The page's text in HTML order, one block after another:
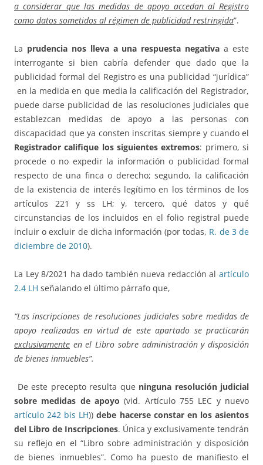
a considerar que las medidas de apoyo accedan al Registro
como datos sometidos al régimen de publicidad restringida”.
La prudencia nos lleva a una respuesta negativa a este
interrogante si bien cabría defender que dado que la
publicidad formal del Registro es una publicidad “jurídica”
en la medida en que media la calificación del Registrador,
puede darse publicidad de las resoluciones judiciales que
establezcan medidas de apoyo a las personas con
discapacidad que ya consten inscritas siempre y cuando el
Registrador califique los siguientes extremos: primero, si
procede o no expedir la información o publicidad formal
respecto de una finca o derecho; segundo, la calificación
de la existencia de interés legítimo en los términos de los
artículos 221 y ss LH; y, tercero, qué datos y qué
circunstancias de los incluidos en el folio registral puede
incluir o excluir de dicha información (por todas, R. de 3 de
diciembre de 2010).
La Ley 8/2021 ha dado también nueva redacción al artículo
2.4 LH señalando el último párrafo que,
“Las inscripciones de resoluciones judiciales sobre medidas de
apoyo realizadas en virtud de este apartado se practicarán
exclusivamente en el Libro sobre administración y disposición
de bienes inmuebles”.
De este precepto resulta que ninguna resolución judicial
sobre medidas de apoyo (vid. Artículo 755 LEC y nuevo
artículo 242 bis LH))debe hacerse constar en los asientos
del Libro de Inscripciones. Única y exclusivamente tendrán
su reflejo en el “Libro sobre administración y disposición
de bienes inmuebles”. Como ha puesto de manifiesto el